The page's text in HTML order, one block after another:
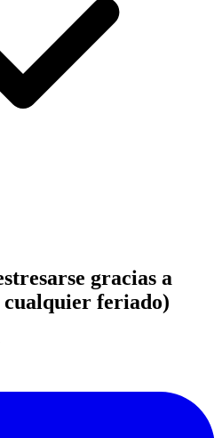
gracias a
cualquier feriado)